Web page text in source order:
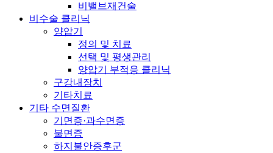
비밸브재건술
비수술 클리닉
양압기
정의 및 치료
선택 및 평생관리
양압기 부적응 클리닉
구강내장치
기타치료
기타 수면질환
기면증·과수면증
불면증
하지불안증후군